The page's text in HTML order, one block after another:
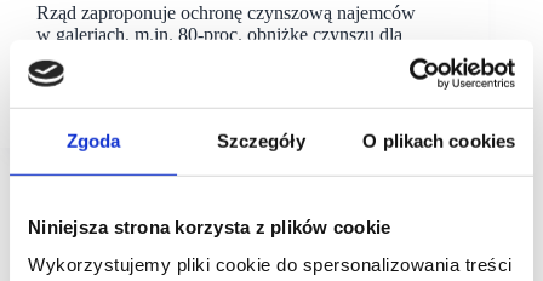
Zgoda Szczegóły O plikach cookies
Niniejsza strona korzysta z plików cookie
Wykorzystujemy pliki cookie do spersonalizowania treści
Rząd zaproponuje ochronę czynszową najemców
w galeriach, m.in. 80-proc. obniżkę czynszu dla
najemców w czasie zakazu prowadzenia działalności
– poinformował premier Mateusz Morawiecki